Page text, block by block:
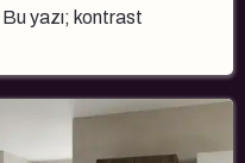
yazı; kontrast